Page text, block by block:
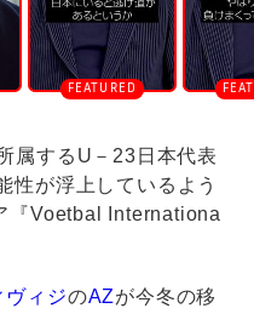
属するU－23日本代表
性が浮上しているよう
『Voetbal Internationa
ヴィジのAZが今冬の移